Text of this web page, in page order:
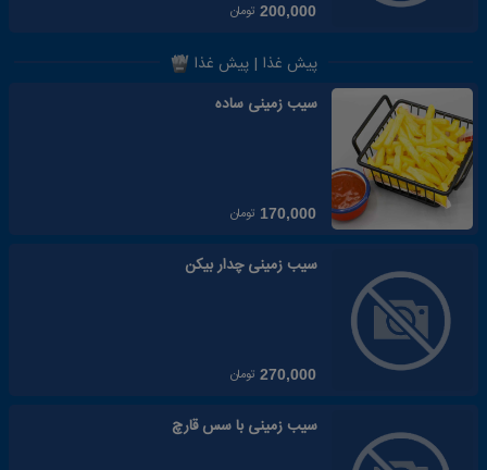
200,000 تومان
پیش غذا | پیش غذا
سیب زمینی ساده
170,000 تومان
سیب زمینی چدار بیکن
270,000 تومان
سیب زمینی با سس قارچ